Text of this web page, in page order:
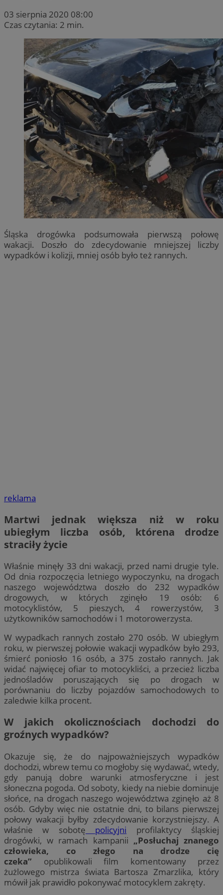
03 sierpnia 2020 08:00
Czas czytania: 2 min.
Śląska drogówka podsumowała pierwszą połowę
wakacji. Doszło do zdecydowanie mniejszej liczby
wypadków i kolizji, mniej osób było też rannych.
reklama
Martwi jednak większa niż w roku
ubiegłym liczba osób, którena drodze
straciły życie
Właśnie minęły 33 dni wakacji, przed nami drugie tyle.
Od dnia rozpoczęcia letniego wypoczynku, na drogach
naszego województwa doszło do 232 wypadków
drogowych, w których zginęło 19 osób: 6
motocyklistów, 5 pieszych, 4 rowerzystów, 3
użytkowników samochodów i 1 motorowerzysta.
W wypadkach rannych zostało 270 osób. W ubiegłym
roku, w pierwszej połowie wakacji wypadków było 293,
śmierć poniosło 16 osób, a 375 zostało rannych. Jak
widać najwięcej ofiar to motocykliści, a przecież liczba
jednośladów poruszających się po drogach w
porównaniu do liczby pojazdów samochodowych to
zaledwie kilka procent.
W jakich okolicznościach dochodzi do
groźnych wypadków?
Okazuje się, że do najpoważniejszych wypadków
dochodzi, wbrew temu co mogłoby się wydawać, wtedy,
gdy panują dobre warunki atmosferyczne i jest
słoneczna pogoda. Od soboty, kiedy na niebie dominuje
słońce, na drogach naszego województwa zginęło aż 8
osób. Gdyby więc nie ostatnie dni, to bilans pierwszej
połowy wakacji byłby zdecydowanie korzystniejszy. A
właśnie w sobotę policyjni profilaktycy śląskiej
drogówki, w ramach kampanii „Posłuchaj znanego
człowieka, co złego na drodze cię
czeka” opublikowali film komentowany przez
żużlowego mistrza świata Bartosza Zmarzlika, który
mówił jak prawidło pokonywać motocyklem zakręty.